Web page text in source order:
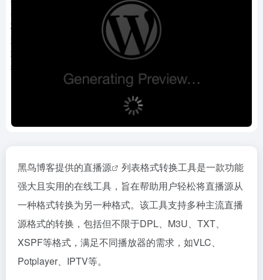
黑鸟博客提供的直播源
列表格式转换工具是一款功能
强大且实用的在线工具，旨在帮助用户轻松将直播源从
一种格式转换为另一种格式。该工具支持多种主流直播
源格式的转换，包括但不限于DPL、M3U、TXT、
XSPF等格式，满足不同播放器的需求，如VLC、
Potplayer、IPTV等。